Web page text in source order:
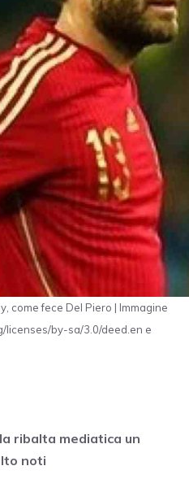
come fece Del Piero | Immagine
licenses/by-sa/3.0/deed.en e
ribalta mediatica un
noti